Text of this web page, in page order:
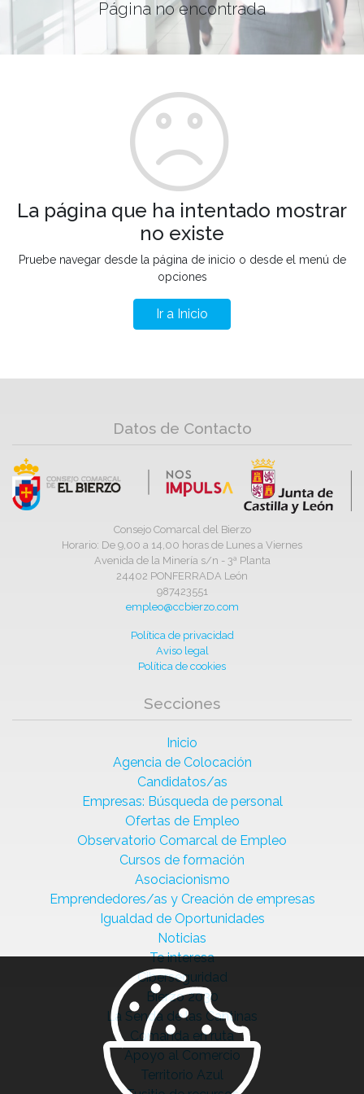
Página no encontrada
La página que ha intentado mostrar
no existe
Pruebe navegar desde la página de inicio o desde el menú de
opciones
Ir a Inicio
Datos de Contacto
Consejo Comarcal del Bierzo
Horario: De 9,00 a 14,00 horas de Lunes a Viernes
Avenida de la Minería s/n - 3ª Planta
24402 PONFERRADA León
987423551
empleo@ccbierzo.com
Política de privacidad
Aviso legal
Política de cookies
Secciones
Inicio
Agencia de Colocación
Candidatos/as
Empresas: Búsqueda de personal
Ofertas de Empleo
Observatorio Comarcal de Empleo
Cursos de formación
Asociacionismo
Emprendedores/as y Creación de empresas
Igualdad de Oportunidades
Noticias
Te interesa
Ciberseguridad
Bierzo 2030
La Senda de las Cantinas
Comanda en ruta
Apoyo al Comercio
Territorio Azul